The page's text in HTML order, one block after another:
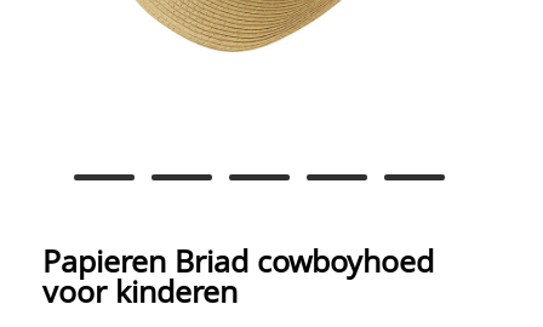
Papieren Briad cowboyhoed
voor kinderen